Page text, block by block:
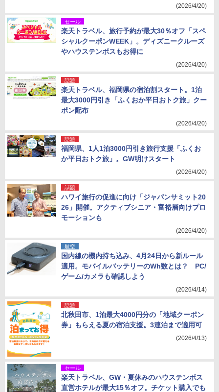
(2026/4/20)
セール
楽天トラベル、旅行予約が最大30％オフ「スペ
シャルクーポンWEEK」。ディズニークルーズ
やハウステンボスもお得に
(2026/4/20)
話題
楽天トラベル、福岡県の宿泊割スタート。1泊
最大3000円引き「ふくおか平日おトク旅」クー
ポン配布
(2026/4/20)
話題
福岡県、1人1泊3000円引き旅行支援「ふくお
か平日おトク旅」。GW明けスタート
(2026/4/20)
話題
ハワイ旅行の促進に向け「ジャパンサミット20
26」開催。アクティブシニア・富裕層向けプロ
モーションも
(2026/4/20)
航空
国内線の機内持ち込み、4月24日から新ルール
適用。モバイルバッテリーのWh数とは？ PC/
ゲーム/カメラも確認しよう
(2026/4/14)
話題
北秋田市、1泊最大4000円分の「地域クーポン
券」もらえる夏の宿泊支援。3連泊まで適用可
(2026/4/13)
セール
楽天トラベル、GW・夏休みのハウステンボス
直営ホテルが最大15％オフ。チケット購入でも